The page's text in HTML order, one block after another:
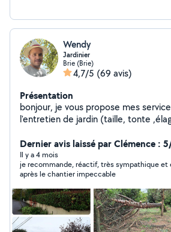
Wendy
Jardinier
Brie (Brie)
4,7/5 (69 avis)
Présentation
bonjour, je vous propose mes services pour : -
l'entretien de jardin (taille, tonte
demoussage de toiture -petit bricolage -petite peinture
n'hésitez pas à me contacter
Dernier avis laissé par Clémence :
Il y a 4 mois
je recommande, réactif, très sympathique et
après le chantier impeccable